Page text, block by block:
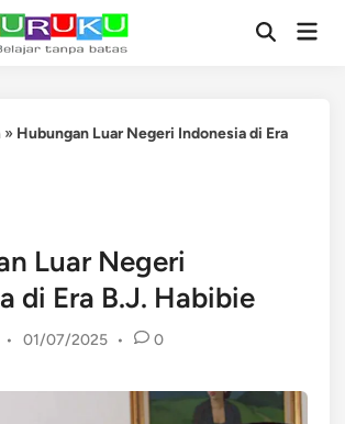
OpenMain
» Hubungan Luar Negeri Indonesia di Era
Luar Negeri
di Era B.J. Habibie
• 01/07/2025 • 0